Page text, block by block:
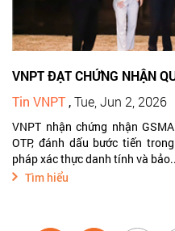
VNPT ĐẠT CHỨNG NHẬN
Tin VNPT ,Tue, Jun 2, 2026
VNPT nhận chứng nhận
OTP, đánh dấu bước tiến
pháp xác thực danh tính và
Tìm hiểu